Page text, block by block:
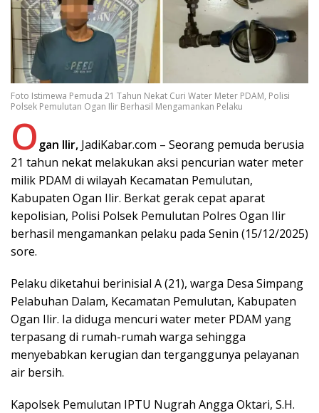
Foto Istimewa Pemuda 21 Tahun Nekat Curi Water Meter PDAM, Polisi
Polsek Pemulutan Ogan Ilir Berhasil Mengamankan Pelaku
O gan Ilir, JadiKabar.com – Seorang pemuda berusia
21 tahun nekat melakukan aksi pencurian water meter
milik PDAM di wilayah Kecamatan Pemulutan,
Kabupaten Ogan Ilir. Berkat gerak cepat aparat
kepolisian, Polisi Polsek Pemulutan Polres Ogan Ilir
berhasil mengamankan pelaku pada Senin (15/12/2025)
sore.
Pelaku diketahui berinisial A (21), warga Desa Simpang
Pelabuhan Dalam, Kecamatan Pemulutan, Kabupaten
Ogan Ilir. Ia diduga mencuri water meter PDAM yang
terpasang di rumah-rumah warga sehingga
menyebabkan kerugian dan terganggunya pelayanan
air bersih.
Kapolsek Pemulutan IPTU Nugrah Angga Oktari, S.H.